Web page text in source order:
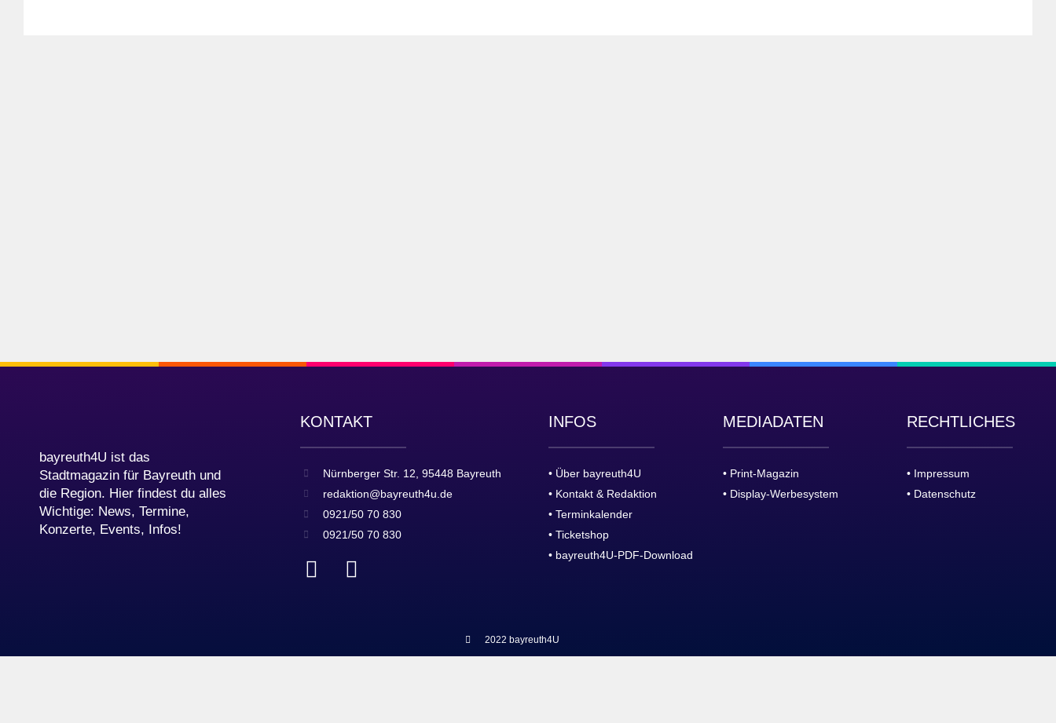
bayreuth4U ist das
Stadtmagazin für Bayreuth und
die Region. Hier findest du alles
Wichtige: News, Termine,
Konzerte, Events, Infos!
KONTAKT
Nürnberger Str. 12, 95448 Bayreuth
redaktion@bayreuth4u.de
0921/50 70 830
0921/50 70 830
INFOS
• Über bayreuth4U
• Kontakt & Redaktion
• Terminkalender
• Ticketshop
• bayreuth4U-PDF-Download
MEDIADATEN
• Print-Magazin
• Display-Werbesystem
RECHTLICHES
• Impressum
• Datenschutz
2022 bayreuth4U